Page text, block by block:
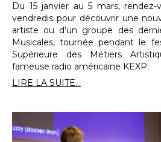
Du 15 janvier au 5 mars,
vendredis pour découvrir une
artiste ou d’un groupe des
Musicales, tournée pendant le
Supérieure des Métiers
fameuse radio américaine KEXP.
LIRE LA SUITE...